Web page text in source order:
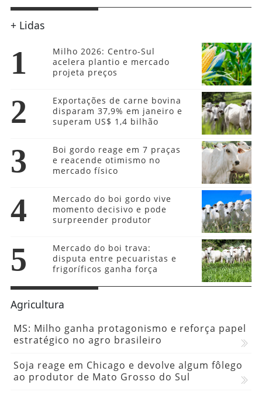
+ Lidas
1
Milho 2026: Centro-Sul
acelera plantio e mercado
projeta preços
2
Exportações de carne bovina
disparam 37,9% em janeiro e
superam US$ 1,4 bilhão
3
Boi gordo reage em 7 praças
e reacende otimismo no
mercado físico
4
Mercado do boi gordo vive
momento decisivo e pode
surpreender produtor
5
Mercado do boi trava:
disputa entre pecuaristas e
frigoríficos ganha força
Agricultura
MS: Milho ganha protagonismo e reforça papel
estratégico no agro brasileiro
Soja reage em Chicago e devolve algum fôlego
ao produtor de Mato Grosso do Sul